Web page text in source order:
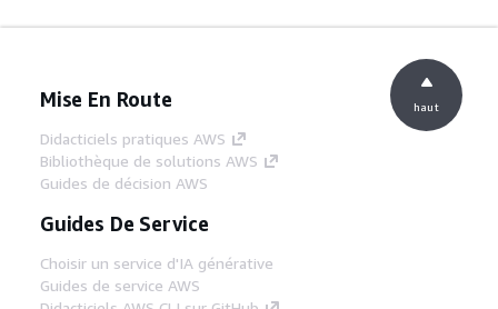
Mise En Route
Didacticiels pratiques AWS
Bibliothèque de solutions AWS
Guides de décision AWS
Guides De Service
Choisir un service d'IA générative
Guides de service AWS
haut